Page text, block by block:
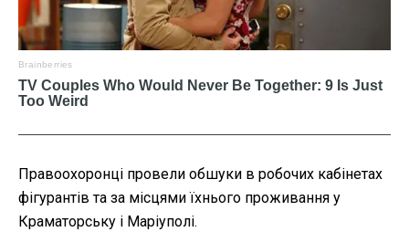
Правоохоронці провели обшуки в робочих кабінетах
фігурантів та за місцями їхнього проживання у
Краматорську і Маріуполі.